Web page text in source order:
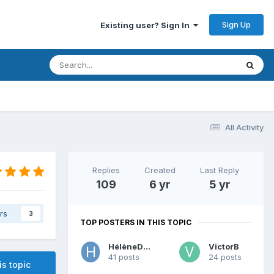
Existing user? Sign In Sign Up
All Activity
3
topic
Replies
109
Created
6 yr
Last Reply
5 yr
TOP POSTERS IN THIS TOPIC
HélèneDbcd
41 posts
VictorB
24 posts